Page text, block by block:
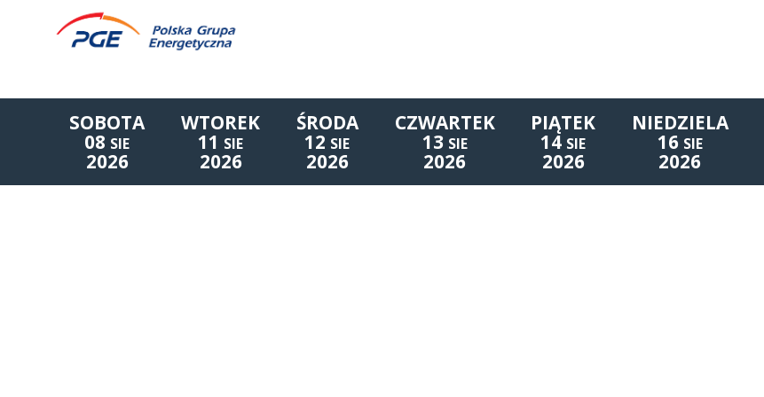
SOBOTA
08 SIE
2026
WTOREK
11 SIE
2026
ŚRODA
12 SIE
2026
CZWARTEK
13 SIE
2026
PIĄTEK
14 SIE
2026
NIEDZIELA
16 SIE
2026